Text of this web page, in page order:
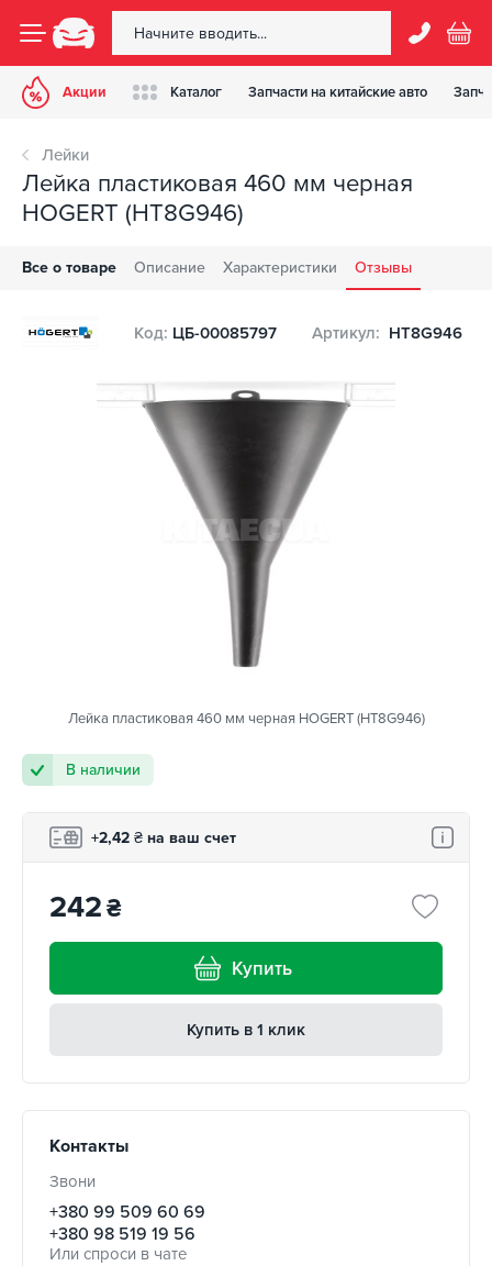
Акции Каталог Запчасти на китайские авто
Лейки
Лейка пластиковая 460 мм черная
HOGERT (HT8G946)
Все о товаре Описание Характеристики Отзывы
Код: ЦБ-00085797 Артикул: HT8G946
Лейка пластиковая 460 мм черная HOGERT (HT8G946)
В наличии
+2,42 ₴ на ваш счет
242₴
Купить
Купить в 1 клик
Контакты
Звони
+380 99 509 60 69
+380 98 519 19 56
Или спроси в чате